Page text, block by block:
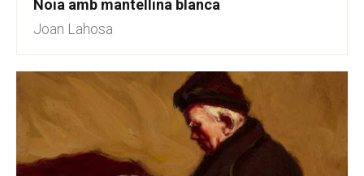
Noia amb mantellina blanca
Joan Lahosa